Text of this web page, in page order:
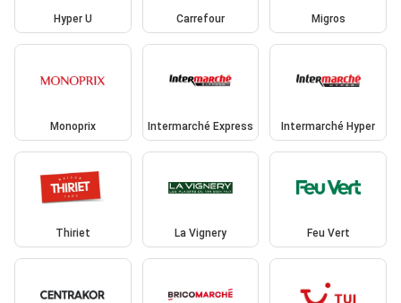
Hyper U Carrefour Migros
Monoprix Intermarché Express Intermarché Hyper
Thiriet La Vignery Feu Vert